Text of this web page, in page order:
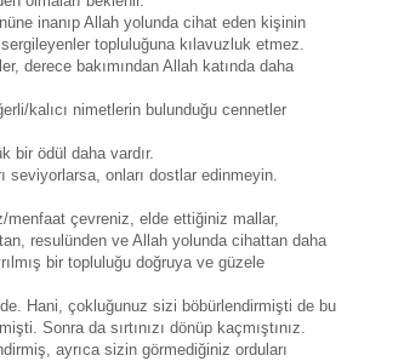
inanıp Allah yolunda cihat eden kişinin
topluluğuna kılavuzluk etmez.
derece bakımından Allah katında daha
kalıcı nimetlerin bulunduğu cennetler
bir ödül daha vardır.
seviyorlarsa, onları dostlar edinmeyin.
menfaat çevreniz, elde ettiğiniz mallar,
resulünden ve Allah yolunda cihattan daha
bir topluluğu doğruya ve güzele
Hani, çokluğunuz sizi böbürlendirmişti de bu
Sonra da sırtınızı dönüp kaçmıştınız.
ayrıca sizin görmediğiniz orduları